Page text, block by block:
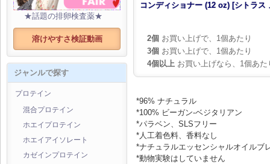
★話題の排卵検査薬★
溶けやすさ検証動画
ジャンルで探す
プロテイン
混合プロテイン
ホエイプロテイン
ホエイアイソレート
カゼインプロテイン
コンディショナー (12 oz) [シトラス
2個 お買い上げで、1個あたり
3個 お買い上げで、1個あたり
4個以上 お買い上げなら、1個あた
*96% ナチュラル
*100% ビーガン-ベジタリアン
*パラベン、SLSフリー
*人工着色料、香料なし
*ナチュラルエッセンシャルオイルブ
*動物実験はしていません